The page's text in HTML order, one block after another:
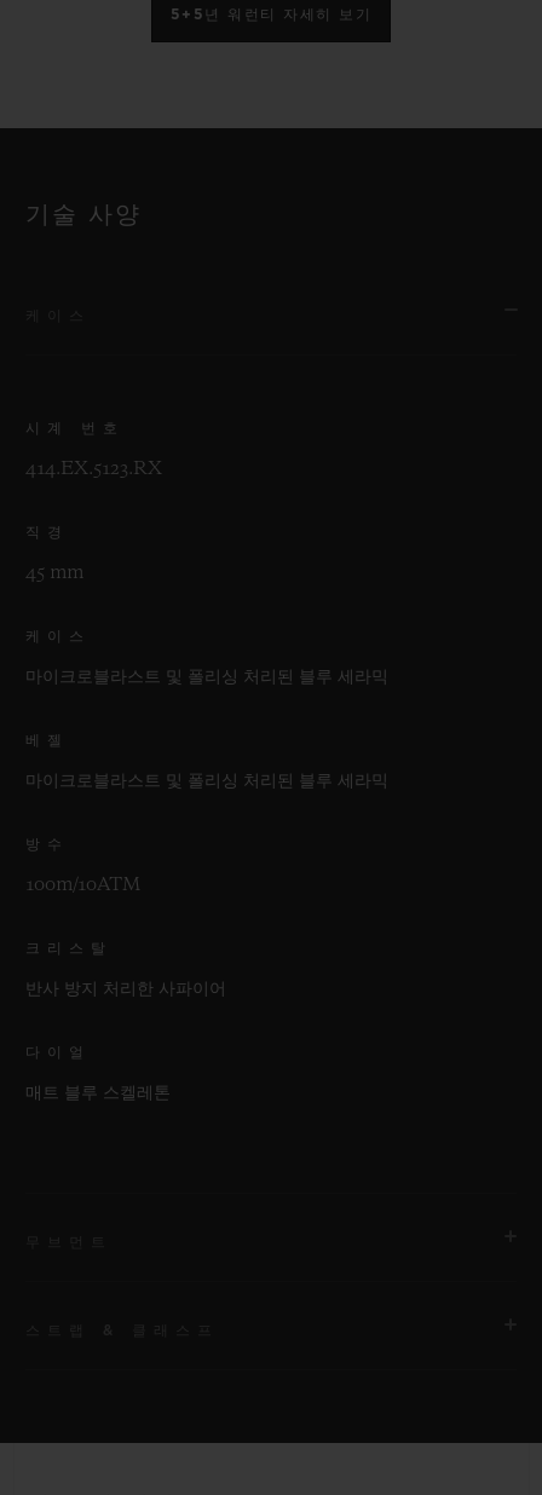
5+5년 워런티 자세히 보기
기술 사양
시계 번호
414.EX.5123.RX
직경
45 mm
케이스
마이크로블라스트 및 폴리싱 처리된 블루 세라믹
베젤
마이크로블라스트 및 폴리싱 처리된 블루 세라믹
방수
100m/10ATM
크리스탈
반사 방지 처리한 사파이어
다이얼
매트 블루 스켈레톤
스트랩